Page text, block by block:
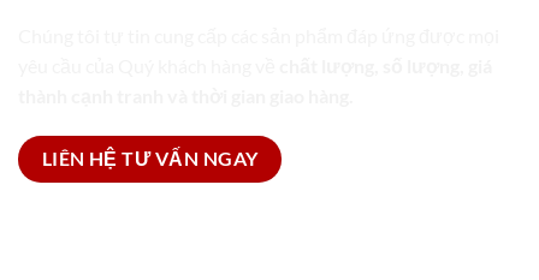
LIÊN HỆ TƯ VẤN NGAY